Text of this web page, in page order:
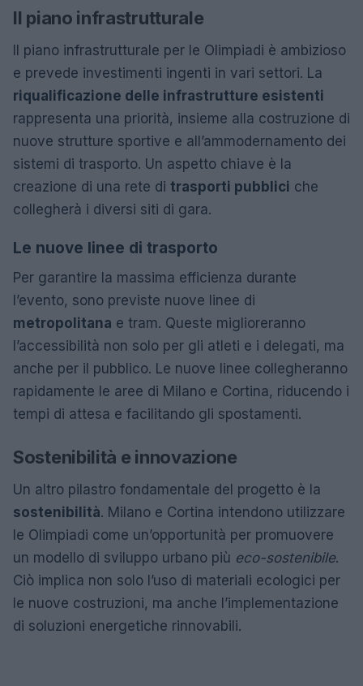
Il piano infrastrutturale
Il piano infrastrutturale per le Olimpiadi è ambizioso
e prevede investimenti ingenti in vari settori. La
riqualificazione delle infrastrutture esistenti
rappresenta una priorità, insieme alla costruzione di
nuove strutture sportive e all’ammodernamento dei
sistemi di trasporto. Un aspetto chiave è la
creazione di una rete di trasporti pubblici che
collegherà i diversi siti di gara.
Le nuove linee di trasporto
Per garantire la massima efficienza durante
l’evento, sono previste nuove linee di
metropolitana e tram. Queste miglioreranno
l’accessibilità non solo per gli atleti e i delegati, ma
anche per il pubblico. Le nuove linee collegheranno
rapidamente le aree di Milano e Cortina, riducendo i
tempi di attesa e facilitando gli spostamenti.
Sostenibilità e innovazione
Un altro pilastro fondamentale del progetto è la
sostenibilità. Milano e Cortina intendono utilizzare
le Olimpiadi come un’opportunità per promuovere
un modello di sviluppo urbano più eco-sostenibile.
Ciò implica non solo l’uso di materiali ecologici per
le nuove costruzioni, ma anche l’implementazione
di soluzioni energetiche rinnovabili.